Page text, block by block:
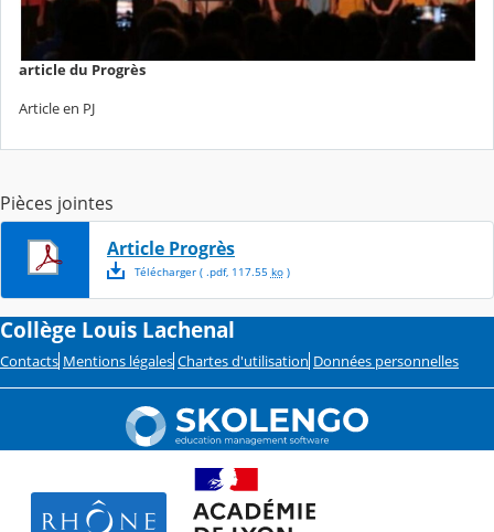
article du Progrès
Article en PJ
Pièces jointes
Article Progrès
Télécharger( .pdf, 117.55 ko)
Collège Louis Lachenal
Contacts Mentions légales Chartes d'utilisation Données personnelles